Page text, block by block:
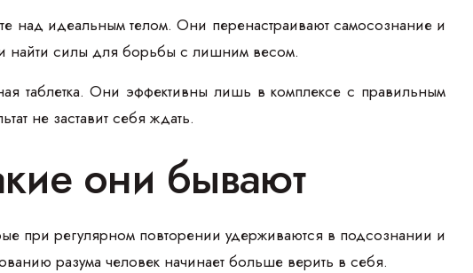
над идеальным телом. Они перенастраивают самосознание и
найти силы для борьбы с лишним весом.
таблетка. Они эффективны лишь в комплексе с правильным
не заставит себя ждать.
они бывают
при регулярном повторении удерживаются в подсознании и
разума человек начинает больше верить в себя.